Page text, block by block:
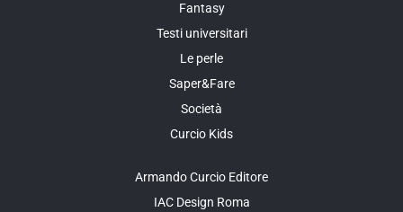
Fantasy
Testi universitari
Le perle
Saper&Fare
Società
Curcio Kids
Armando Curcio Editore
IAC Design Roma